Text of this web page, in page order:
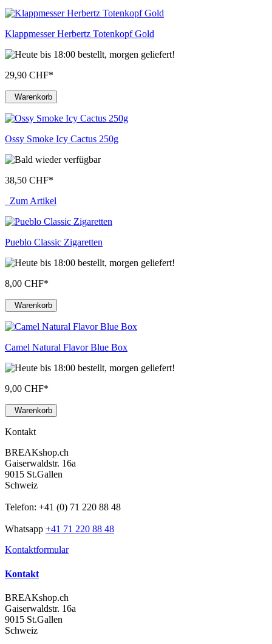
Klappmesser Herbertz Totenkopf Gold
29,90 CHF*
Warenkorb
Ossy Smoke Icy Cactus 250g
38,50 CHF*
Zum Artikel
Pueblo Classic Zigaretten
8,00 CHF*
Warenkorb
Camel Natural Flavor Blue Box
9,00 CHF*
Warenkorb
Kontakt
BREAKshop.ch
Gaiserwaldstr. 16a
9015 St.Gallen
Schweiz
Telefon: +41 (0) 71 220 88 48
Whatsapp +41 71 220 88 48
Kontaktformular
Kontakt
BREAKshop.ch
Gaiserwaldstr. 16a
9015 St.Gallen
Schweiz